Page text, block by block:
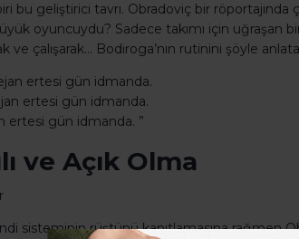
bu geliştirici tavrı. Obradoviç bir röportajında
oyuncuydu? Sadece takımı için uğraşan
ve çalışarak… Bodiroga’nın rutinini şöyle
ertesi gün idmanda.
ertesi gün idmanda.
ertesi gün idmanda. ”
ve Açık Olma
sisteminin rüştünü kanıtlamasına rağmen